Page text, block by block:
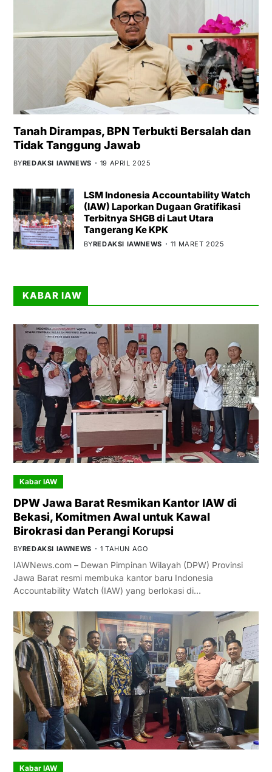
Tanah Dirampas, BPN Terbukti Bersalah dan
Tidak Tanggung Jawab
BYREDAKSI IAWNEWS 19 APRIL 2025
LSM Indonesia Accountability Watch
(IAW) Laporkan Dugaan Gratifikasi
Terbitnya SHGB di Laut Utara
Tangerang Ke KPK
BYREDAKSI IAWNEWS 11 MARET 2025
KABAR IAW
Kabar IAW
DPW Jawa Barat Resmikan Kantor IAW di
Bekasi, Komitmen Awal untuk Kawal
Birokrasi dan Perangi Korupsi
BYREDAKSI IAWNEWS 1 TAHUN AGO
IAWNews.com – Dewan Pimpinan Wilayah (DPW) Provinsi
Jawa Barat resmi membuka kantor baru Indonesia
Accountability Watch (IAW) yang berlokasi di…
Kabar IAW